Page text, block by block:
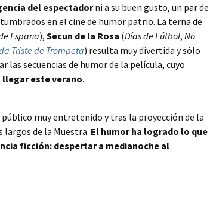
del espectadorni a su buen gusto, un par de
en el cine de humor patrio. La terna de
España), Secun de la Rosa (Días de Fútbol, No
Triste de Trompeta) resulta muy divertida y sólo
las secuencias de humor de la película, cuyo
llegar este verano.
muy entretenido y tras la proyección de la
largos de la Muestra. El humor ha logrado lo que
ficción: despertar a medianoche al